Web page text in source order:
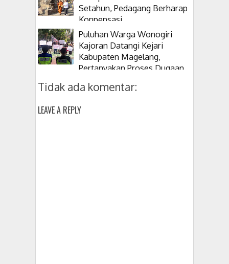
Setahun, Pedagang Berharap
Konpensasi
Puluhan Warga Wonogiri
Kajoran Datangi Kejari
Kabupaten Magelang,
Pertanyakan Proses Dugaan
Tidak ada komentar:
LEAVE A REPLY